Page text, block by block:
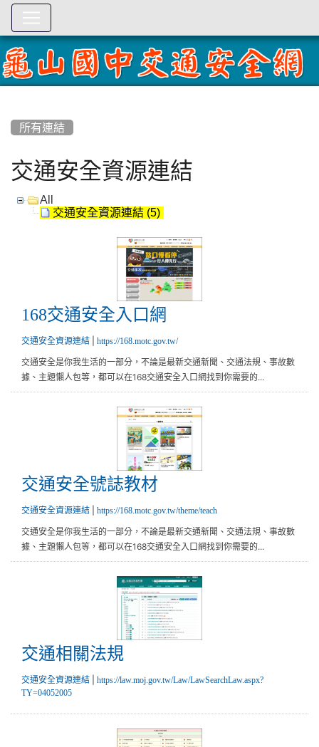
所有連結
交通安全資源連結
All
交通安全資源連結 (5)
168交通安全入口網
168交通安全入口網
交通安全資源連結 https://168.motc.gov.tw/
交通安全是你我生活的一部分，不論是最新交通新聞、交通法規、事故數
據、主題懶人包等，都可以在168交通安全入口網找到你需要的...
交通安全號誌教材
交通安全號誌教材
交通安全資源連結 https://168.motc.gov.tw/theme/teach
交通安全是你我生活的一部分，不論是最新交通新聞、交通法規、事故數
據、主題懶人包等，都可以在168交通安全入口網找到你需要的...
交通相關法規
交通安全資源連結
https://law.moj.gov.tw/Law/LawSearchLaw.aspx?
TY=04052005